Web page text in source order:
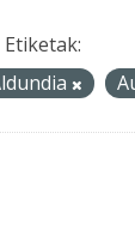
Etiketak: